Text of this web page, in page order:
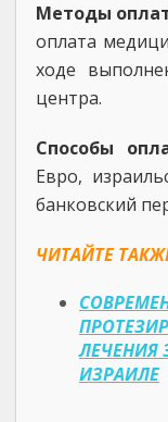
Методы
оплата
ходе
центра.
Способы
Евро,
банковский
ЧИТАЙТЕ
ЛЕЧЕНИЯ
ИЗРАИЛЕ